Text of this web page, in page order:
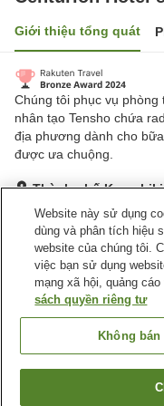
Giới thiệu tổng quát
Chúng tôi phục vụ
nhân tạo Tensho chứa
địa phương dành cho
được ưa chuộng.
Thành phố
Hiển thị trên bản đồ
Rất tốt Đánh giá:
Tiện nghi chỗ nghỉ
Xông hơi
Website này sử dụng
dùng và phân tích hiệu
website của chúng tôi.
việc bạn sử dụng
mạng xã hội, quảng
sách quyền riêng tư
Không